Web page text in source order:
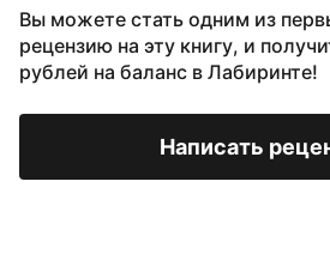
Вы можете стать одним из
рецензию на эту книгу, и
рублей на баланс в Лабиринте!
Написать